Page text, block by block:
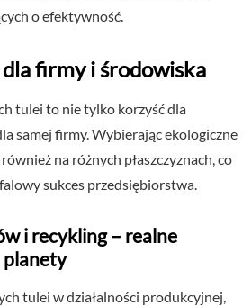
o efektywność.
firmy i środowiska
tulei to nie tylko korzyść dla
samej firmy. Wybierając ekologiczne
na różnych płaszczyznach, co
sukces przedsiębiorstwa.
i recykling – realne
planety
tulei w działalności produkcyjnej,